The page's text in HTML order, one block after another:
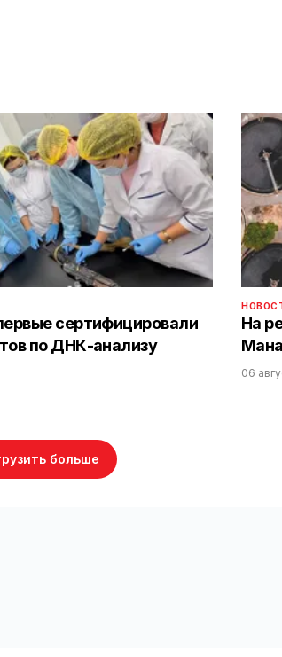
сертифицировали
по ДНК-анализу
На
06
больше